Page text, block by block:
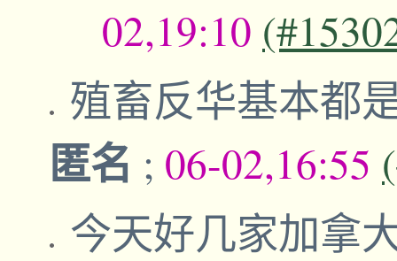
02,19:10
殖畜反华基本都
匿名 ; 06-02,16:55
今天好几家加拿